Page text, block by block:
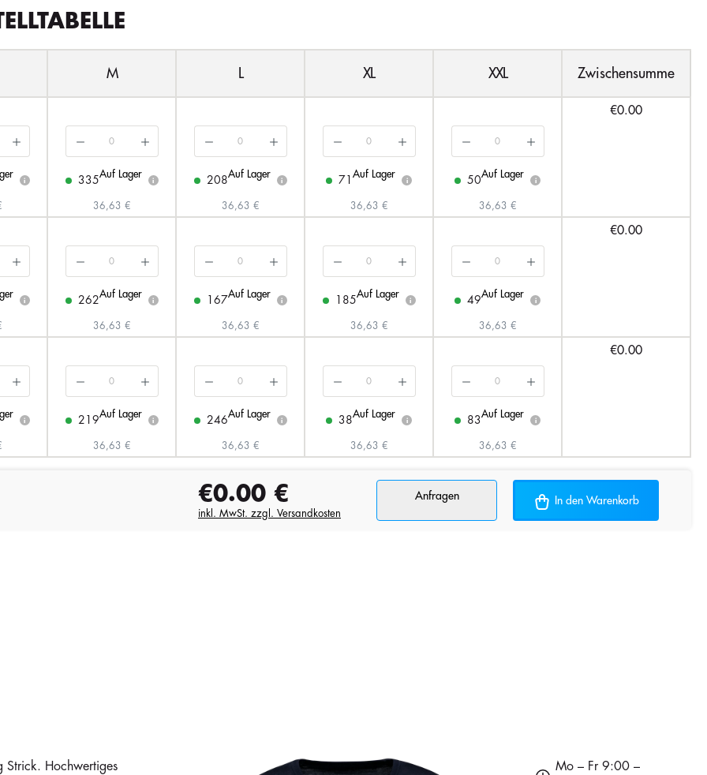
M L XL XXL Zwischensumme
i 335
Auf Lager
i
36,63 €
208
Auf Lager
i
36,63 €
71
Auf Lager
i
36,63 €
50
Auf Lager
i
36,63 €
€0.00
i 262
Auf Lager
i
36,63 €
167
Auf Lager
i
36,63 €
185
Auf Lager
i
36,63 €
49
Auf Lager
i
36,63 €
€0.00
i 219
Auf Lager
i
36,63 €
246
Auf Lager
i
36,63 €
38
Auf Lager
i
36,63 €
83
Auf Lager
i
36,63 €
€0.00
€0.00 €
inkl. MwSt. zzgl. Versandkosten
Anfragen In den Warenkorb
Hochwertiges
Mo – Fr 9:00 –